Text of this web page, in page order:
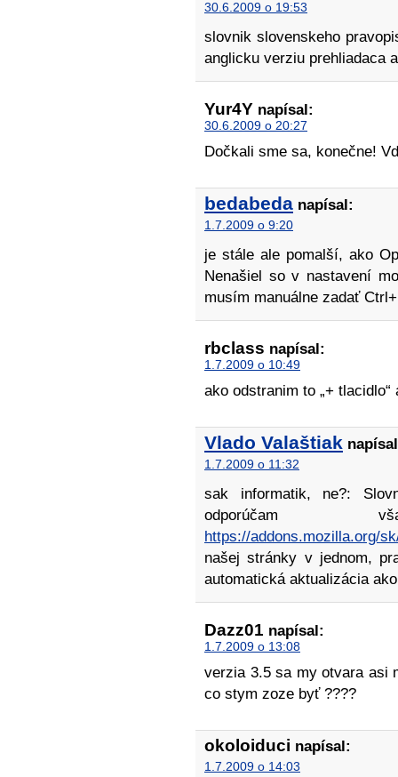
30.6.2009 o 19:53
slovnik slovenskeho
anglicku verziu prehliadaca
Yur4Y napísal:
30.6.2009 o 20:27
Dočkali sme sa, konečne!
bedabeda napísal:
1.7.2009 o 9:20
je stále ale pomalší, ako
Nenašiel so v nastavení
musím manuálne zadať
rbclass napísal:
1.7.2009 o 10:49
ako odstranim to „+
Vlado Valaštiak
1.7.2009 o 11:32
sak informatik, ne?:
odporúčam
https://addons.mozilla.org/
našej stránky v jednom,
automatická aktualizácia
Dazz01 napísal:
1.7.2009 o 13:08
verzia 3.5 sa my otvara asi
co stym zoze byť ????
okoloiduci napísal:
1.7.2009 o 14:03